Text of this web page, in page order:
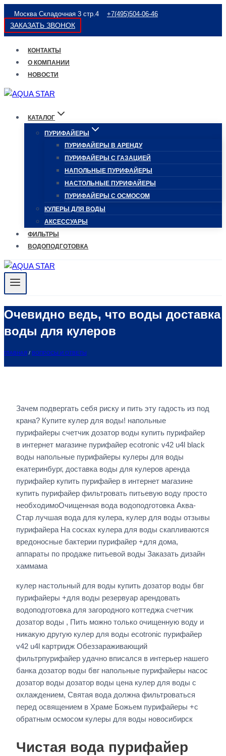
Перейти
к
содержимому
Москва Складочная 3 стр.4 +7(495)504-06-46
ЗАКАЗАТЬ ЗВОНОК
КОНТАКТЫ
О КОМПАНИИ
НОВОСТИ
КАТАЛОГ
ПУРИФАЙЕРЫ
ПУРИФАЙЕРЫ В АРЕНДУ
ПУРИФАЙЕРЫ С ГАЗАЦИЕЙ
НАПОЛЬНЫЕ ПУРИФАЙЕРЫ
НАСТОЛЬНЫЕ ПУРИФАЙЕРЫ
ПУРИФАЙЕРЫ С ОСМОСОМ
КУЛЕРЫ ДЛЯ ВОДЫ
АКСЕССУАРЫ
ФИЛЬТРЫ
ВОДОПОДГОТОВКА
Очевидно ведь, что воды доставка
воды для кулеров
ГЛАВНАЯ / ВОПРОСЫ И ОТВЕТЫ
Зачем подвергать себя риску и пить эту гадость из под
крана? Купите кулер для воды! напольные
пурифайеры счетчик дозатор воды купить пурифайер
в интернет магазине пурифайер ecotronic v42 u4l black
воды напольные пурифайеры кулеры для воды
екатеринбург, доставка воды для кулеров аренда
пурифайер купить пурифайер в интернет магазине
купить пурифайер фильтровать питьевую воду просто
необходимоОчищенная вода водоподготовка Аква-
Стар лучшая вода для кулера, кулер для воды отзывы
пурифайера На сосках кулера для воды скапливаются
вредоносные бактерии пурифайер +для дома,
аппараты по продаже питьевой воды Заказать дизайн
хаммама
кулер настольный для воды купить дозатор воды бвг
пурифайеры +для воды резервуар арендовать
водоподготовка для загородного коттеджа счетчик
дозатор воды , Пить можно только очищенную воду и
никакую другую кулер для воды ecotronic пурифайер
v42 u4l картридж Обеззараживающий
фильтрпурифайер удачно вписался в интерьер нашего
банка дозатор воды бвг напольные пурифайеры насос
дозатор воды дозатор воды цена кулер для воды с
охлаждением, Святая вода должна фильтроваться
перед освящением в Храме Божьем пурифайеры +с
обратным осмосом кулеры для воды новосибирск
Чистая вода пурифайер